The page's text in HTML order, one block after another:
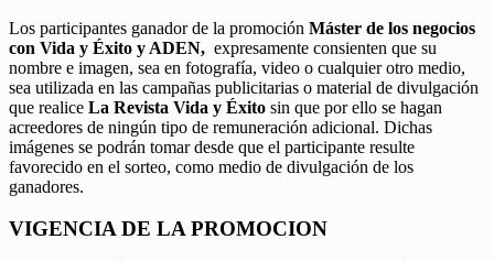
Los participantes ganador de la promoción Máster de los negocios
con Vida y Éxito y ADEN, expresamente consienten que su
nombre e imagen, sea en fotografía, video o cualquier otro medio,
sea utilizada en las campañas publicitarias o material de divulgación
que realice La Revista Vida y Éxito sin que por ello se hagan
acreedores de ningún tipo de remuneración adicional. Dichas
imágenes se podrán tomar desde que el participante resulte
favorecido en el sorteo, como medio de divulgación de los
ganadores.
VIGENCIA DE LA PROMOCION